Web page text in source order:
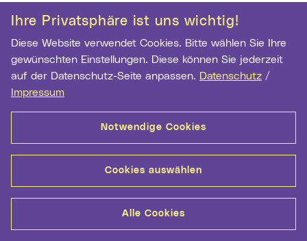
Ihre Privatsphäre ist uns wichtig!
Diese Website verwendet Cookies. Bitte wählen Sie Ihre
gewünschten Einstellungen. Diese können Sie jederzeit
auf der Datenschutz-Seite anpassen. Datenschutz /
Impressum
Notwendige Cookies
Cookies auswählen
Alle Cookies